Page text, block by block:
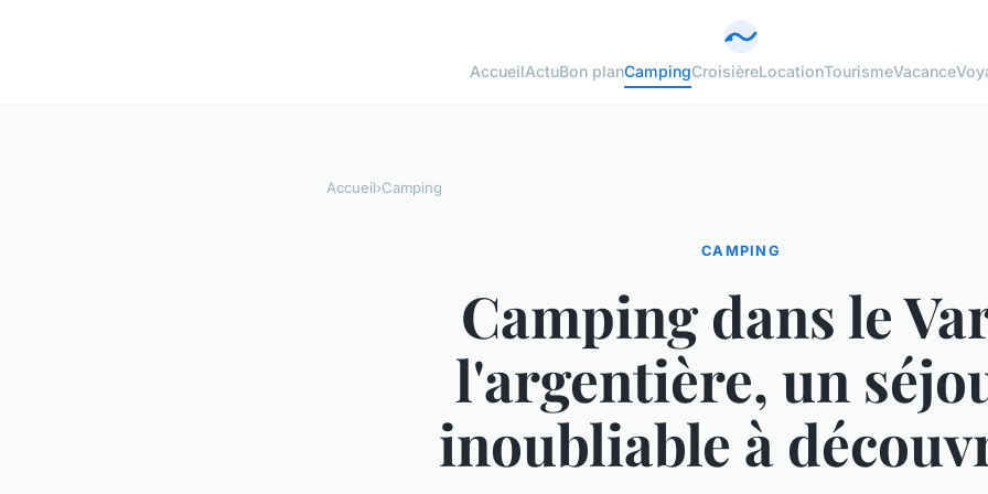
AccueilActuBon planCampingCroisièreLocationTourismeVacance
Accueil›Camping
CAMPING
Camping dans le
l'argentière, un
inoubliable à